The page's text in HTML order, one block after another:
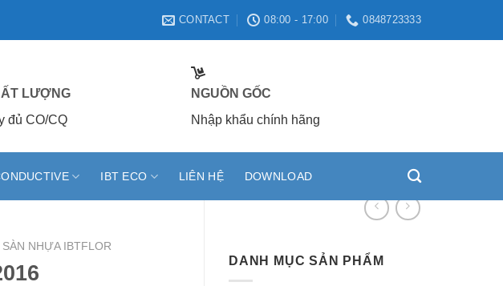
CONTACT 08:00 - 17:00 0848723333
LƯỢNG
đủ CO/CQ
NGUỒN GỐC
Nhập khẩu chính hãng
IBT ECO LIÊN HỆ DOWNLOAD
DANH MỤC SẢN PHẨM
SÀN NHỰA IBTFLOR